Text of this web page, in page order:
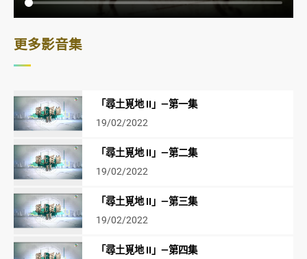
更多影音集
「尋土覓地 II」—第一集
19/02/2022
「尋土覓地 II」—第二集
19/02/2022
「尋土覓地 II」—第三集
19/02/2022
「尋土覓地 II」—第四集